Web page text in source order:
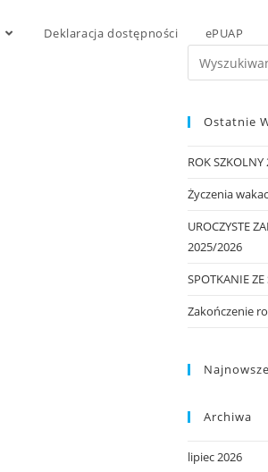
Deklaracja dostępności ePUAP
Ostatnie
ROK
Życzenia
UROCZYSTE
2025/2026
SPOTKANIE
Zakończenie
Archiwa
lipiec 2026